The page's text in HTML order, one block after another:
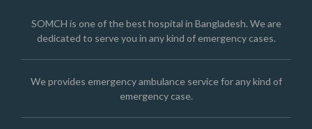
SOMCH is one of the best hospital in Bangladesh. We are
dedicated to serve you in any kind of emergency cases.
We provides emergency ambulance service for any kind of
emergency case.